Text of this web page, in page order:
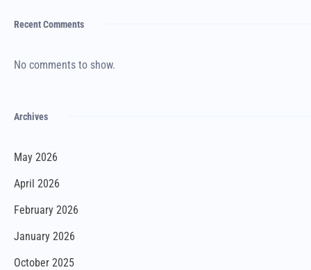
Recent Comments
No comments to show.
Archives
May 2026
April 2026
February 2026
January 2026
October 2025